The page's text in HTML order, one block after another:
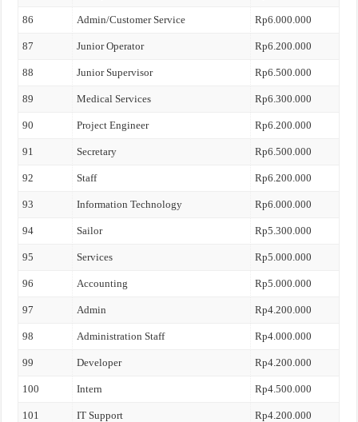
86 Admin/Customer Service Rp6.000.000
87 Junior Operator Rp6.200.000
88 Junior Supervisor Rp6.500.000
89 Medical Services Rp6.300.000
90 Project Engineer Rp6.200.000
91 Secretary Rp6.500.000
92 Staff Rp6.200.000
93 Information Technology Rp6.000.000
94 Sailor Rp5.300.000
95 Services Rp5.000.000
96 Accounting Rp5.000.000
97 Admin Rp4.200.000
98 Administration Staff Rp4.000.000
99 Developer Rp4.200.000
100 Intern Rp4.500.000
101 IT Support Rp4.200.000